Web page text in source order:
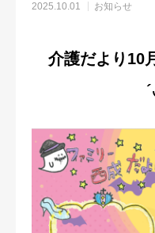
2025.10.01 お知らせ
介護だより10
企業情報
ブログ
お知らせ
採用情報